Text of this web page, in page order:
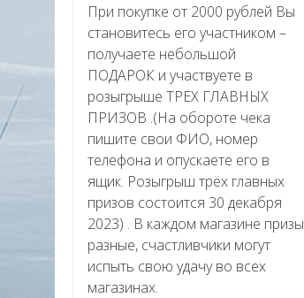
При покупке от 2000 рублей Вы
становитесь его участником –
получаете небольшой
ПОДАРОК и участвуете в
розыгрыше ТРЕХ ГЛАВНЫХ
ПРИЗОВ .(На обороте чека
пишите свои ФИО, номер
телефона и опускаете его в
ящик. Розыгрыш трёх главных
призов состоится 30 декабря
2023) . В каждом магазине призы
разные, счастливчики могут
испыть свою удачу во всех
магазинах.